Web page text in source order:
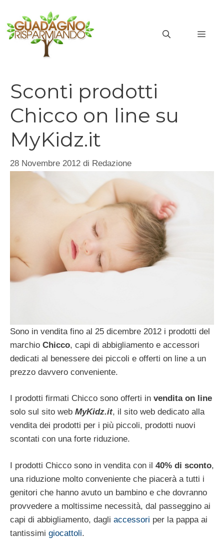
contenuto
Sconti prodotti
Chicco on line su
MyKidz.it
28 Novembre 2012 di Redazione
Sono in vendita fino al 25 dicembre 2012 i prodotti del
marchio Chicco, capi di abbigliamento e accessori
dedicati al benessere dei piccoli e offerti on line a un
prezzo davvero conveniente.
I prodotti firmati Chicco sono offerti in vendita on line
solo sul sito web MyKidz.it, il sito web dedicato alla
vendita dei prodotti per i più piccoli, prodotti nuovi
scontati con una forte riduzione.
I prodotti Chicco sono in vendita con il 40% di sconto,
una riduzione molto conveniente che piacerà a tutti i
genitori che hanno avuto un bambino e che dovranno
provvedere a moltissime necessità, dal passeggino ai
capi di abbigliamento, dagli accessori per la pappa ai
tantissimi giocattoli.